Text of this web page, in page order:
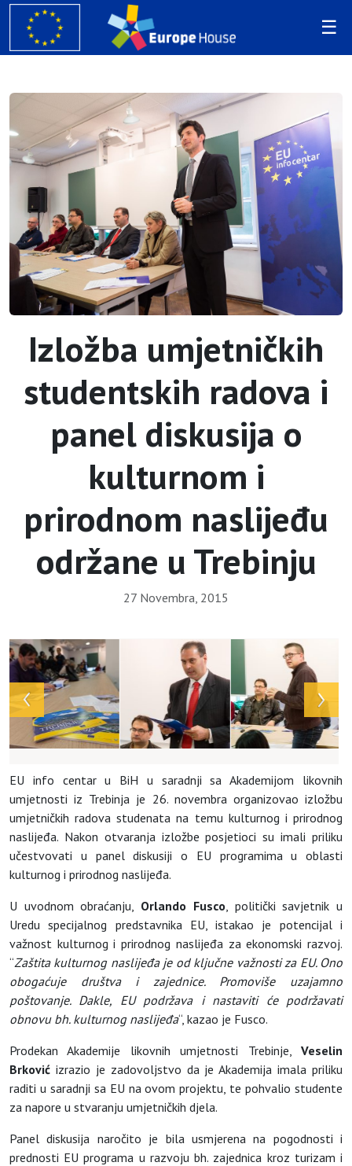
Izložba umjetničkih
studentskih radova i
panel diskusija o
kulturnom i
prirodnom naslijeđu
održane u Trebinju
27 Novembra, 2015
EU info centar u BiH u saradnji sa Akademijom likovnih
umjetnosti iz Trebinja je 26. novembra organizovao izložbu
umjetničkih radova studenata na temu kulturnog i prirodnog
naslijeđa. Nakon otvaranja izložbe posjetioci su imali priliku
učestvovati u panel diskusiji o EU programima u oblasti
kulturnog i prirodnog naslijeđa.
U uvodnom obraćanju, Orlando Fusco , politički savjetnik u
Uredu specijalnog predstavnika EU, istakao je potencijal i
važnost kulturnog i prirodnog naslijeđa za ekonomski razvoj.
“Zaštita kulturnog naslijeđa je od ključne važnosti za EU. Ono
obogaćuje društva i zajednice. Promoviše uzajamno
poštovanje. Dakle, EU podržava i nastaviti će podržavati
obnovu bh. kulturnog naslijeđa“, kazao je Fusco.
Prodekan Akademije likovnih umjetnosti Trebinje, Veselin
Brković izrazio je zadovoljstvo da je Akademija imala priliku
raditi u saradnji sa EU na ovom projektu, te pohvalio studente
za napore u stvaranju umjetničkih djela.
Panel diskusija naročito je bila usmjerena na pogodnosti i
prednosti EU programa u razvoju bh. zajednica kroz turizam i